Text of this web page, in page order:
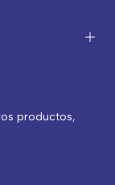
productos,